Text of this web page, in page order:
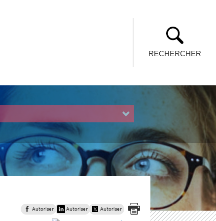
RECHERCHER
Autoriser Autoriser Autoriser